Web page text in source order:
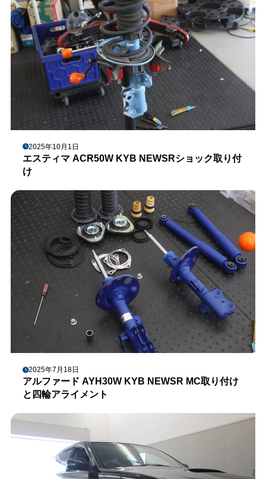
2025年10月1日
エスティマ ACR50W KYB NEWSRショック取り付
け
2025年7月18日
アルファード AYH30W KYB NEWSR MC取り付け
と四輪アライメント